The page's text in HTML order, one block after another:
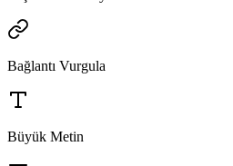
Bağlantı Vurgula
Büyük Metin